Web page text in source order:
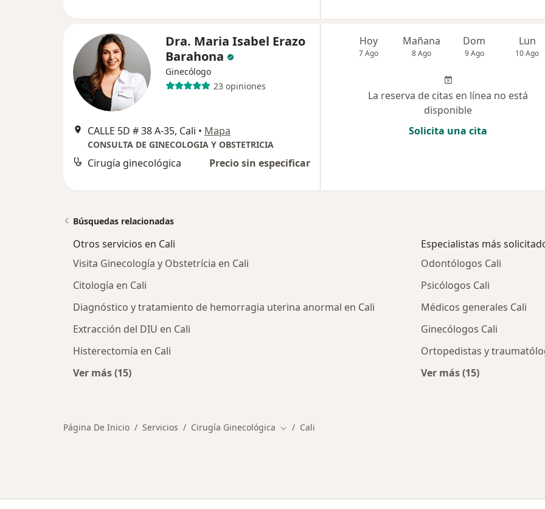
Dra. Maria Isabel Erazo
Barahona
Ginecólogo
23 opiniones
CALLE 5D # 38 A-35, Cali • Mapa
CONSULTA DE GINECOLOGIA Y OBSTETRICIA
Cirugía ginecológica Precio sin especificar
Hoy
7 Ago
Mañana
8 Ago
Dom
9 Ago
Lun
10 Ago
La reserva de citas en línea no está
disponible
Solicita una cita
Búsquedas relacionadas
Otros servicios en Cali
Visita Ginecología y Obstetrícia en Cali
Citología en Cali
Diagnóstico y tratamiento de hemorragia uterina anormal en Cali
Extracción del DIU en Cali
Histerectomía en Cali
Ver más (15)
Especialistas más
Odontólogos Cali
Psicólogos Cali
Médicos generales Cali
Ginecólogos Cali
Ortopedistas y
Ver más (15)
Página De Inicio Servicios Cirugía Ginecológica Cambiar de ciudad
Cali